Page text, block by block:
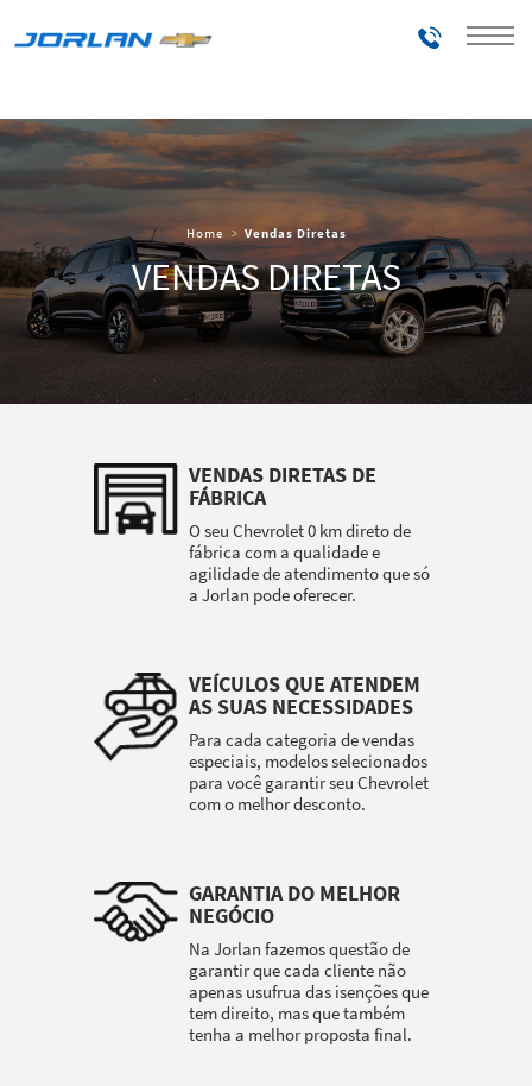
Telefones
Home Vendas Diretas
VENDAS DIRETAS
VENDAS DIRETAS DE
FÁBRICA
O seu Chevrolet 0 km direto de
fábrica com a qualidade e
agilidade de atendimento que só
a Jorlan pode oferecer.
VEÍCULOS QUE ATENDEM
AS SUAS NECESSIDADES
Para cada categoria de vendas
especiais, modelos selecionados
para você garantir seu Chevrolet
com o melhor desconto.
GARANTIA DO MELHOR
NEGÓCIO
Na Jorlan fazemos questão de
garantir que cada cliente não
apenas usufrua das isenções que
tem direito, mas que também
tenha a melhor proposta final.